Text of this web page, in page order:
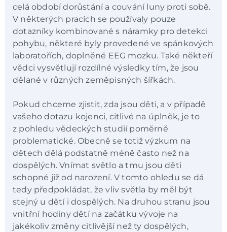
celá období dorůstání a couvání luny proti sobě.
V některých pracích se používaly pouze
dotazníky kombinované s náramky pro detekci
pohybu, některé byly provedené ve spánkových
laboratořích, doplněné EEG mozku. Také někteří
vědci vysvětlují rozdílné výsledky tím, že jsou
dělané v různých zeměpisných šířkách.
Pokud chceme zjistit, zda jsou děti, a v případě
vašeho dotazu kojenci, citlivé na úplněk, je to
z pohledu vědeckých studií poměrně
problematické. Obecně se totiž výzkum na
dětech dělá podstatně méně často než na
dospělých. Vnímat světlo a tmu jsou děti
schopné již od narození. V tomto ohledu se dá
tedy předpokládat, že vliv světla by měl být
stejný u dětí i dospělých. Na druhou stranu jsou
vnitřní hodiny dětí na začátku vývoje na
jakékoliv změny citlivější než ty dospělých,